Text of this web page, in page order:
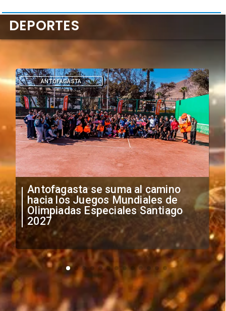
"Falta de profesionalismo": Sifup
anuncia medidas por situación
irregular de futbolistas
extranjeros
DEPORTES
DEPORTES